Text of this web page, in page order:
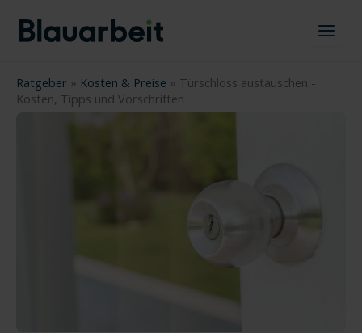
Inhalt
springen
Ratgeber » Kosten & Preise » Türschloss austauschen -
Kosten, Tipps und Vorschriften